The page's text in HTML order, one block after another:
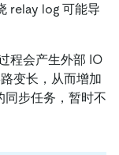
relay log 可能导
程会产生外部 IO
变长，从而增加
同步任务，暂时不